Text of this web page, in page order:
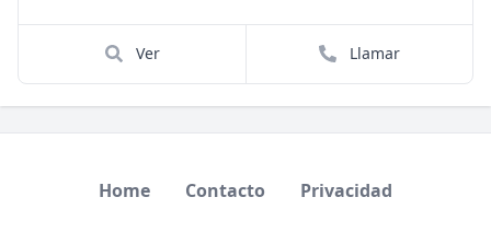
Ver Llamar
Home Contacto Privacidad